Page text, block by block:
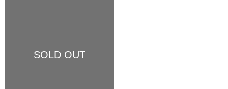
SOLD OUT